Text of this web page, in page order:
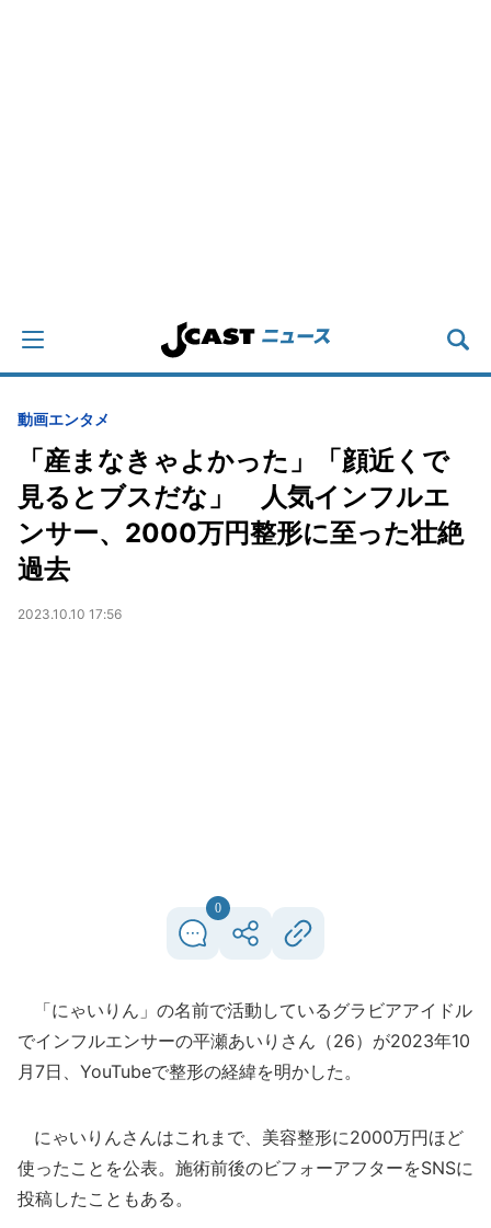
動画エンタメ
「産まなきゃよかった」「顔近くで
見るとブスだな」 人気インフルエ
ンサー、2000万円整形に至った壮絶
過去
2023.10.10 17:56
0
「にゃいりん」の名前で活動しているグラビアアイドル
でインフルエンサーの平瀬あいりさん（26）が2023年10
月7日、YouTubeで整形の経緯を明かした。
にゃいりんさんはこれまで、美容整形に2000万円ほど
使ったことを公表。施術前後のビフォーアフターをSNSに
投稿したこともある。